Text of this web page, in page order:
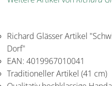
Richard Glässer Artikel
Dorf"
EAN: 4019967010041
Traditioneller Artikel (41 cm)